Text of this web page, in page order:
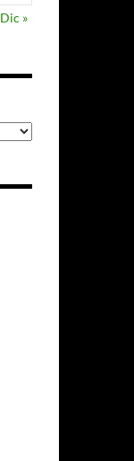
Dic »